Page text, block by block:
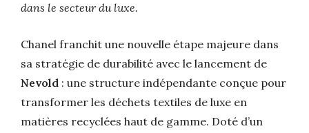
dans le secteur du luxe.
Chanel franchit une nouvelle étape majeure dans
sa stratégie de durabilité avec le lancement de
Nevold : une structure indépendante conçue pour
transformer les déchets textiles de luxe en
matières recyclées haut de gamme. Doté d’un